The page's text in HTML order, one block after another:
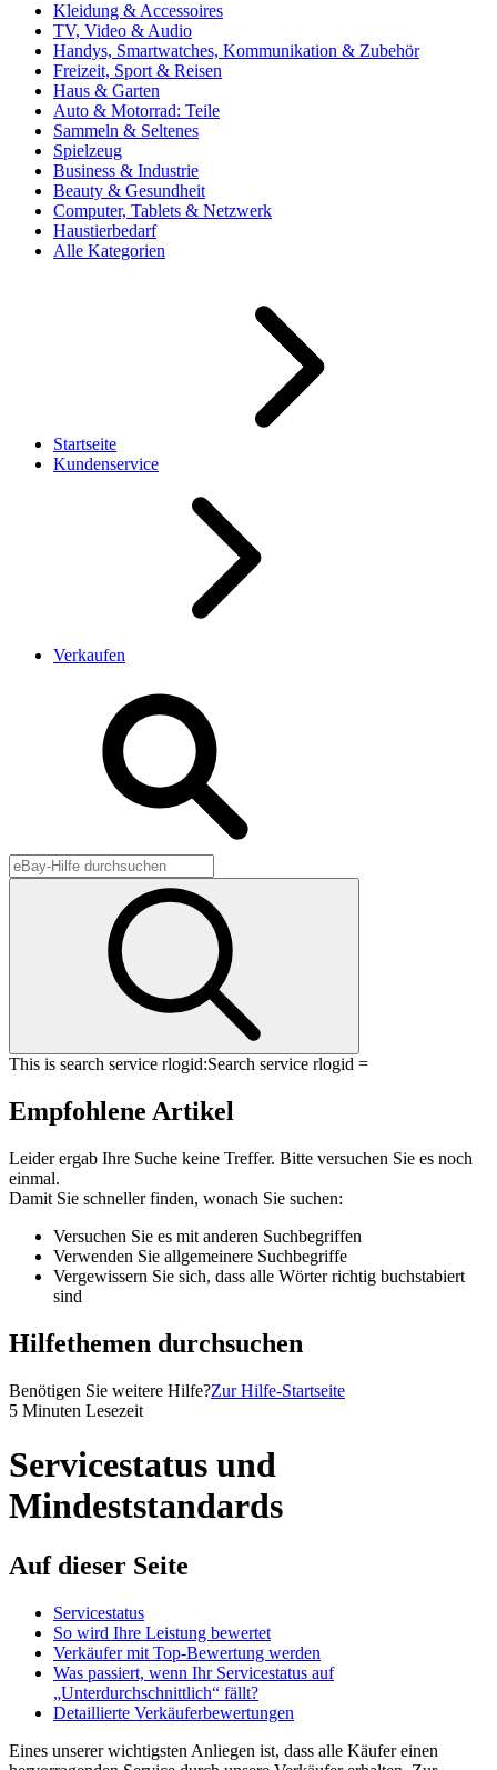
Kleidung & Accessoires
TV, Video & Audio
Handys, Smartwatches, Kommunikation & Zubehör
Freizeit, Sport & Reisen
Haus & Garten
Auto & Motorrad: Teile
Sammeln & Seltenes
Spielzeug
Business & Industrie
Beauty & Gesundheit
Computer, Tablets & Netzwerk
Haustierbedarf
Alle Kategorien
Startseite
Kundenservice
Verkaufen
This is search service rlogid:Search service rlogid =
Empfohlene Artikel
Leider ergab Ihre Suche keine Treffer. Bitte versuchen Sie es noch
einmal.
Damit Sie schneller finden, wonach Sie suchen:
Versuchen Sie es mit anderen Suchbegriffen
Verwenden Sie allgemeinere Suchbegriffe
Vergewissern Sie sich, dass alle Wörter richtig buchstabiert
sind
Hilfethemen durchsuchen
Benötigen Sie weitere Hilfe?Zur Hilfe-Startseite
5 Minuten Lesezeit
Servicestatus und
Mindeststandards
Auf dieser Seite
Servicestatus
So wird Ihre Leistung bewertet
Verkäufer mit Top-Bewertung werden
Was passiert, wenn Ihr Servicestatus auf
„Unterdurchschnittlich“ fällt?
Detaillierte Verkäuferbewertungen
Eines unserer wichtigsten Anliegen ist, dass alle Käufer einen